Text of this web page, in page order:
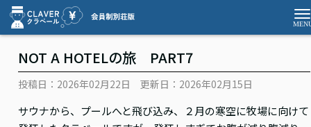
NOT A HOTELの旅 PART7
投稿日：2026年02月22日 更新日：2026年02月15日
サウナから、プールへと飛び込み、２月の寒空に牧場に向けて